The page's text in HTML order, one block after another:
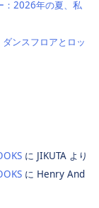
2026年の夏、私
ンスフロアとロッ
に JIKUTA より
に Henry And